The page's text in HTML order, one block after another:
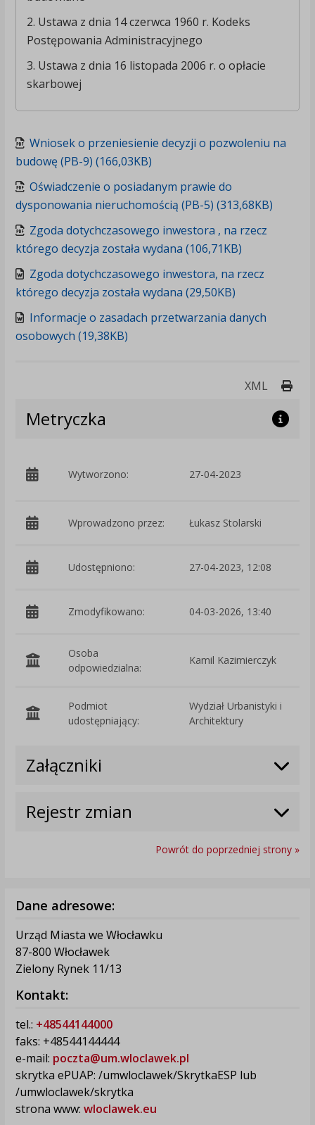
2. Ustawa z dnia 14 czerwca 1960 r. Kodeks
Postępowania Administracyjnego
3. Ustawa z dnia 16 listopada 2006 r. o opłacie
skarbowej
Wniosek o przeniesienie decyzji o pozwoleniu na
budowę (PB-9) (166,03KB)
Oświadczenie o posiadanym prawie do
dysponowania nieruchomością (PB-5) (313,68KB)
Zgoda dotychczasowego inwestora , na rzecz
którego decyzja została wydana (106,71KB)
Zgoda dotychczasowego inwestora, na rzecz
którego decyzja została wydana (29,50KB)
Informacje o zasadach przetwarzania danych
osobowych (19,38KB)
XML
Metryczka
Wytworzono: 27-04-2023
Wprowadzono przez: Łukasz Stolarski
Udostępniono: 27-04-2023, 12:08
Zmodyfikowano: 04-03-2026, 13:40
Osoba
odpowiedzialna:
Kamil Kazimierczyk
Podmiot
udostępniający:
Wydział Urbanistyki i
Architektury
Załączniki
Rejestr zmian
Powrót do poprzedniej strony »
Dane adresowe:
Urząd Miasta we Włocławku
87-800 Włocławek
Zielony Rynek 11/13
Kontakt:
tel.: +48544144000
faks: +48544144444
e-mail: poczta@um.wloclawek.pl
skrytka ePUAP: /umwloclawek/SkrytkaESP lub
/umwloclawek/skrytka
strona www: wloclawek.eu